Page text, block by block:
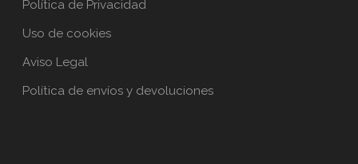
Política de Privacidad
Uso de cookies
Aviso Legal
Política de envíos y devoluciones